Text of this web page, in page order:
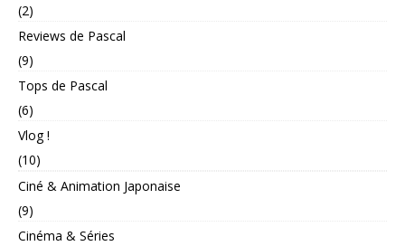
(2)
Reviews de Pascal
(9)
Tops de Pascal
(6)
Vlog !
(10)
Ciné & Animation Japonaise
(9)
Cinéma & Séries